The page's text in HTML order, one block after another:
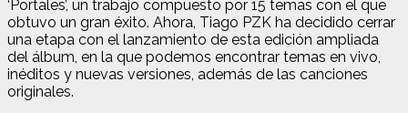
‘Portales’, un trabajo compuesto por 15 temas con el que
obtuvo un gran éxito. Ahora, Tiago PZK ha decidido cerrar
una etapa con el lanzamiento de esta edición ampliada
del álbum, en la que podemos encontrar temas en vivo,
inéditos y nuevas versiones, además de las canciones
originales.